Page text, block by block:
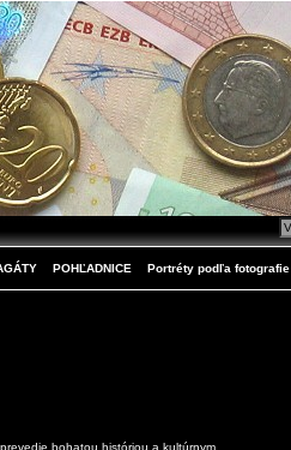
POHĽADNICE Portréty podľa fotografie
bohatou históriou a kultúrnym